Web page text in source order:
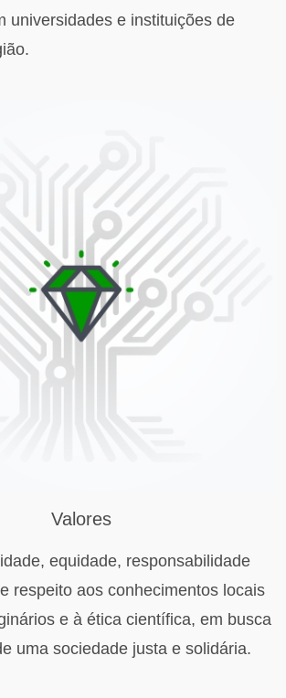
universidades e instituições de
Valores
equidade, responsabilidade
respeito aos conhecimentos locais
e à ética científica, em busca
uma sociedade justa e solidária.